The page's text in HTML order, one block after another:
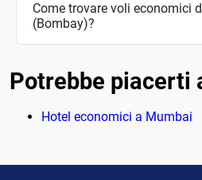
Come trovare voli economici
(Bombay)?
Potrebbe piacerti
Hotel economici a Mumbai